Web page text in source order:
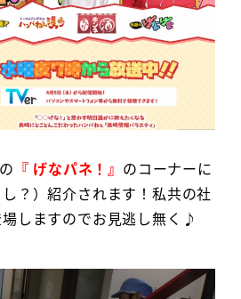
『 げなパネ！』 のコーナーに
？）紹介されます！私共の社
しますのでお見逃し無く♪